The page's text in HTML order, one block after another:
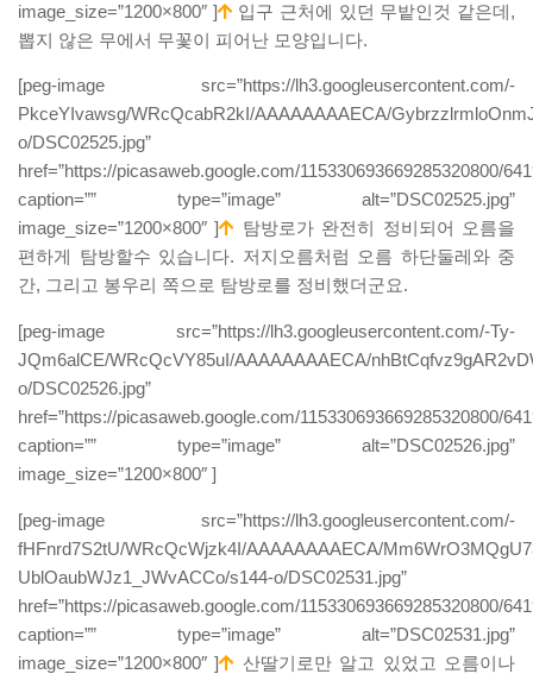
image_size=”1200×800″ ]
입구 근처에 있던 무밭인것 같은데,
뽑지 않은 무에서 무꽃이 피어난 모양입니다.
[peg-image src=”https://lh3.googleusercontent.com/-
PkceYIvawsg/WRcQcabR2kI/AAAAAAAAECA/
o/DSC02525.jpg”
href=”https://picasaweb.google.com/115330693669285320800/
caption=”” type=”image” alt=”DSC02525.jpg”
image_size=”1200×800″ ]
탐방로가 완전히 정비되어 오름을
편하게 탐방할수 있습니다. 저지오름처럼 오름 하단둘레와 중
간, 그리고 봉우리 쪽으로 탐방로를 정비했더군요.
[peg-image src=”https://lh3.googleusercontent.com/-Ty-
JQm6alCE/WRcQcVY85uI/AAAAAAAAECA/
o/DSC02526.jpg”
href=”https://picasaweb.google.com/115330693669285320800/
caption=”” type=”image” alt=”DSC02526.jpg”
image_size=”1200×800″ ]
[peg-image src=”https://lh3.googleusercontent.com/-
fHFnrd7S2tU/WRcQcWjzk4I/AAAAAAAAECA/
UblOaubWJz1_JWvACCo/s144-o/DSC02531.jpg”
href=”https://picasaweb.google.com/115330693669285320800/
caption=”” type=”image” alt=”DSC02531.jpg”
image_size=”1200×800″ ]
산딸기로만 알고 있었고 오름이나